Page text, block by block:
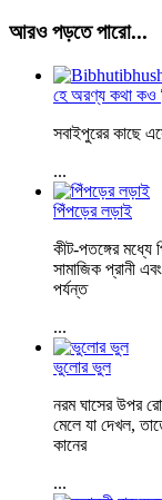
আরও পড়তে পারো...
হে অরণ্য কথা কও
সবাইপুরের কাছে
...
পিঁপড়ের লড়াই
কীট-পতঙ্গের মধ্যে
সামাজিক প্রানী
পর্যন্ত
...
ভুলোর ভুল
নরম ঘাসের উপর
মেলে যা দেখল,
কানের
...